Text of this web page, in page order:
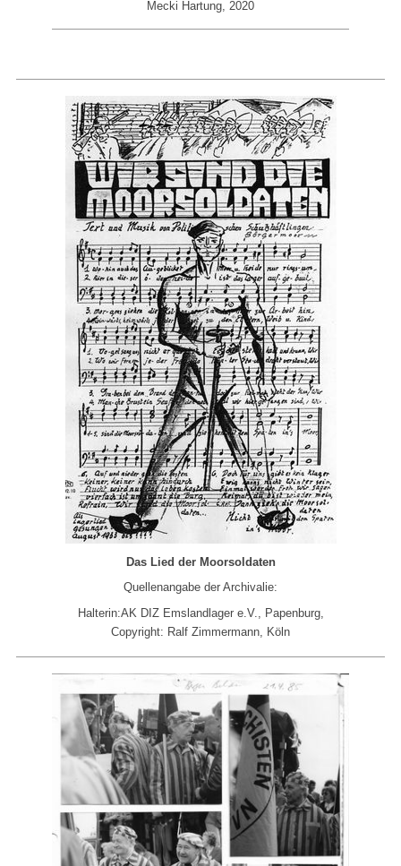
Mecki Hartung, 2020
Das Lied der Moorsoldaten
Quellenangabe der Archivalie:
Halterin:AK DIZ Emslandlager e.V., Papenburg,
Copyright: Ralf Zimmermann, Köln